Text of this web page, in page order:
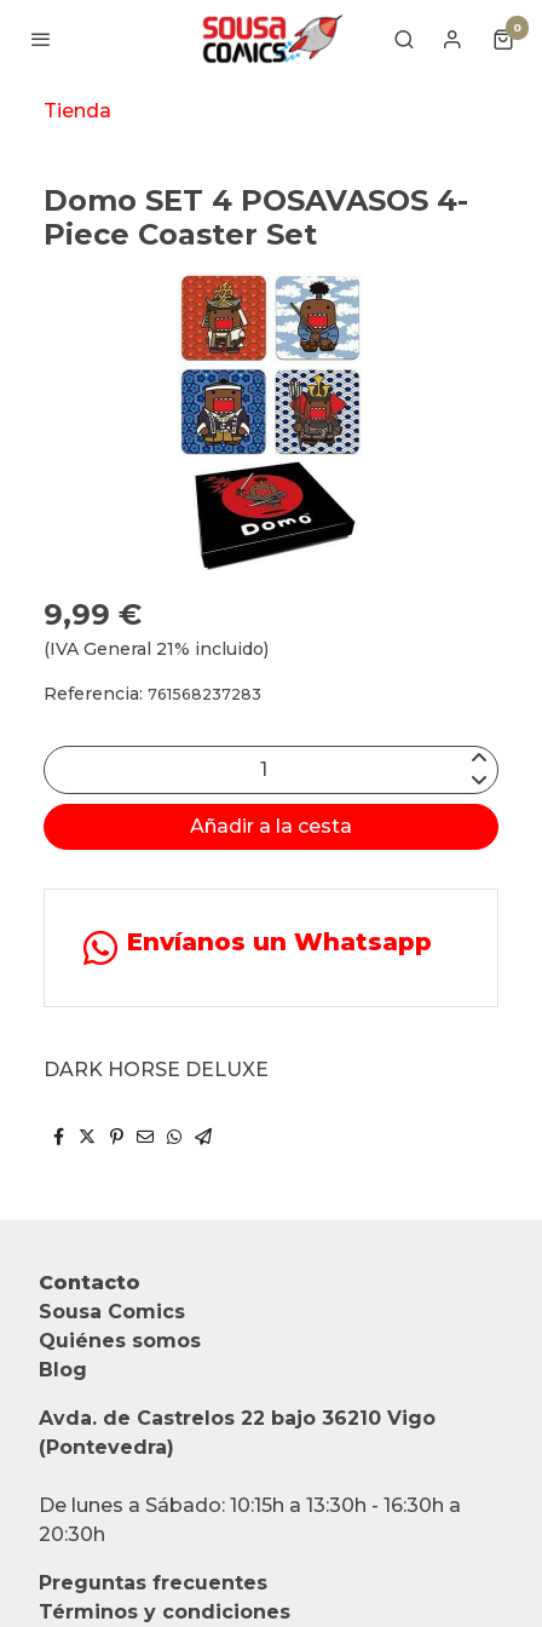
0
Tienda
Domo SET 4 POSAVASOS 4-
Piece Coaster Set
9,99 €
(IVA General 21% incluido)
Referencia: 761568237283
Añadir a la cesta
Envíanos un Whatsapp
DARK HORSE DELUXE
Contacto
Sousa Comics
Quiénes somos
Blog
Avda. de Castrelos 22 bajo 36210 Vigo
(Pontevedra)
De lunes a Sábado: 10:15h a 13:30h - 16:30h a
20:30h
Preguntas frecuentes
Términos y condiciones